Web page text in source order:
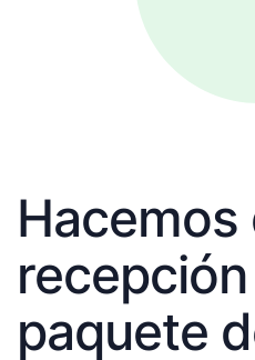
Hacemos
paquete